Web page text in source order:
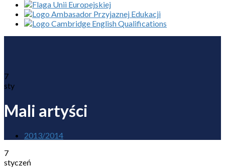
7
sty
Mali artyści
2013/2014
7
styczeń